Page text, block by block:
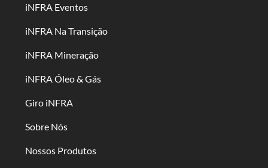
iNFRA Eventos
iNFRA Na Transição
iNFRA Mineração
iNFRA Óleo & Gás
Giro iNFRA
Sobre Nós
Nossos Produtos